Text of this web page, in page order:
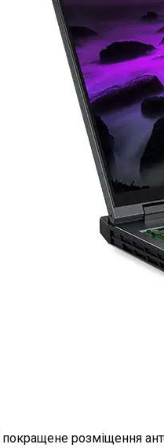
розміщення